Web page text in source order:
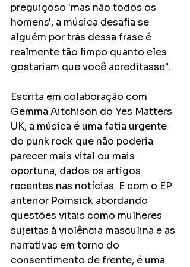
preguiçoso 'mas não todos os
homens', a música desafia se
alguém por trás dessa frase é
realmente tão limpo quanto eles
gostariam que você acreditasse".
Escrita em colaboração com
Gemma Aitchison do Yes Matters
UK, a música é uma fatia urgente
do punk rock que não poderia
parecer mais vital ou mais
oportuna, dados os artigos
recentes nas notícias. E com o EP
anterior Pornsick abordando
questões vitais como mulheres
sujeitas à violência masculina e as
narrativas em torno do
consentimento de frente, é uma